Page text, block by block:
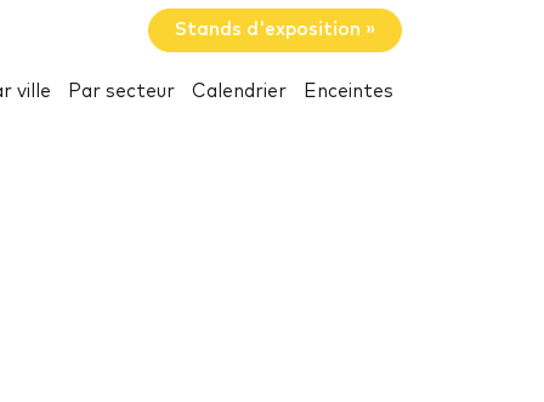
Stands d'exposition »
ville Par secteur Calendrier Enceintes